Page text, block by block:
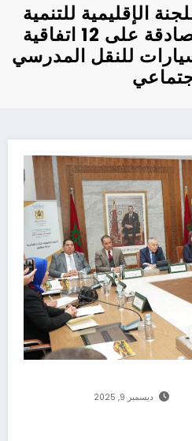
الإقليمية للتنمية
البشرية يتوَّج بالمصادقة على 12 اتفاقية
وتوزيع 09 سيارات للنقل المدرسي
ديسمبر 9, 2025